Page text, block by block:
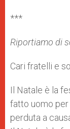
***
Riportiamo di
Cari fratelli e
Il Natale è la
fatto uomo per
perduta a